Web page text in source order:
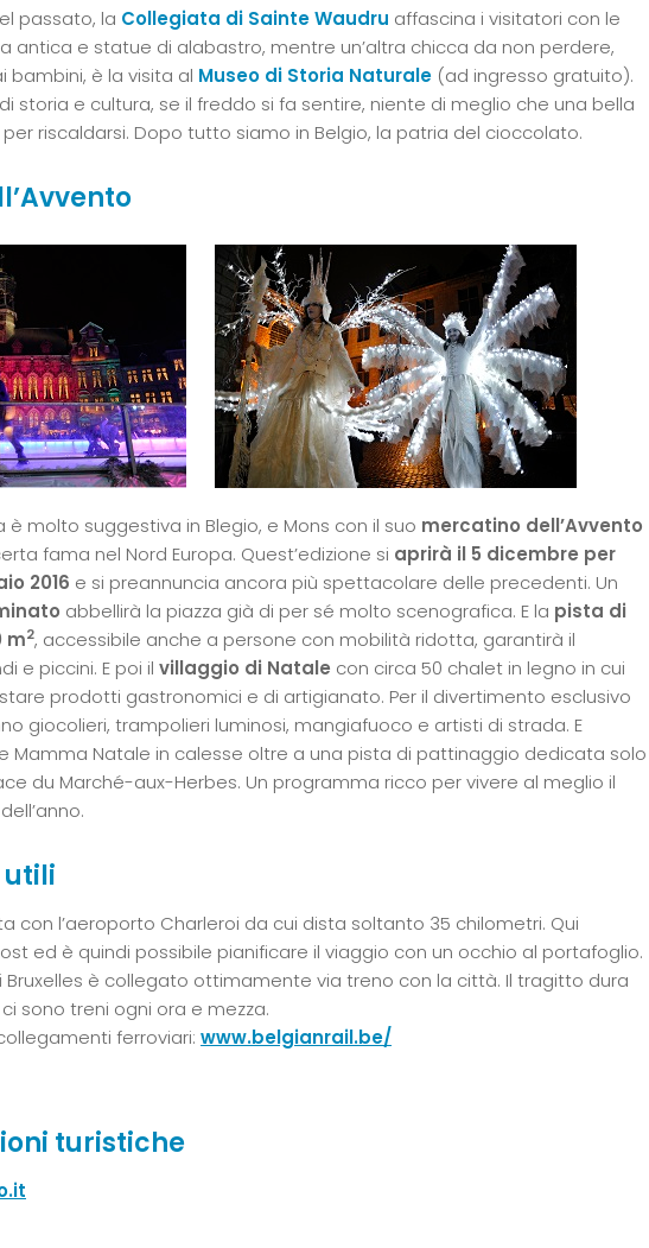
passato, la Collegiata di Sainte Waudru affascina i visitatori con le
antica e statue di alabastro, mentre un’altra chicca da non perdere,
è la visita al Museo di Storia Naturale (ad ingresso gratuito).
storia e cultura, se il freddo si fa sentire, niente di meglio che una bella
riscaldarsi. Dopo tutto siamo in Belgio, la patria del cioccolato.
è molto suggestiva in Blegio, e Mons con il suo mercatino dell’Avvento
fama nel Nord Europa. Quest’edizione si aprirà il 5 dicembre per
2016 e si preannuncia ancora più spettacolare delle precedenti. Un
abbellirà la piazza già di per sé molto scenografica. E la pista di
m2, accessibile anche a persone con mobilità ridotta, garantirà il
e piccini. E poi il villaggio di Natale con circa 50 chalet in legno in cui
prodotti gastronomici e di artigianato. Per il divertimento esclusivo
giocolieri, trampolieri luminosi, mangiafuoco e artisti di strada. E
Mamma Natale in calesse oltre a una pista di pattinaggio dedicata solo
du Marché-aux-Herbes. Un programma ricco per vivere al meglio il
con l’aeroporto Charleroi da cui dista soltanto 35 chilometri. Qui
ed è quindi possibile pianificare il viaggio con un occhio al portafoglio.
Bruxelles è collegato ottimamente via treno con la città. Il tragitto dura
sono treni ogni ora e mezza.
ferroviari: www.belgianrail.be/
turistiche